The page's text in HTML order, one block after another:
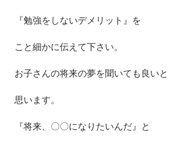
『勉強をしないデメリット』を
こと細かに伝えて下さい。
お子さんの将来の夢を聞いても良いと
思います。
『将来、〇〇になりたいんだ』と